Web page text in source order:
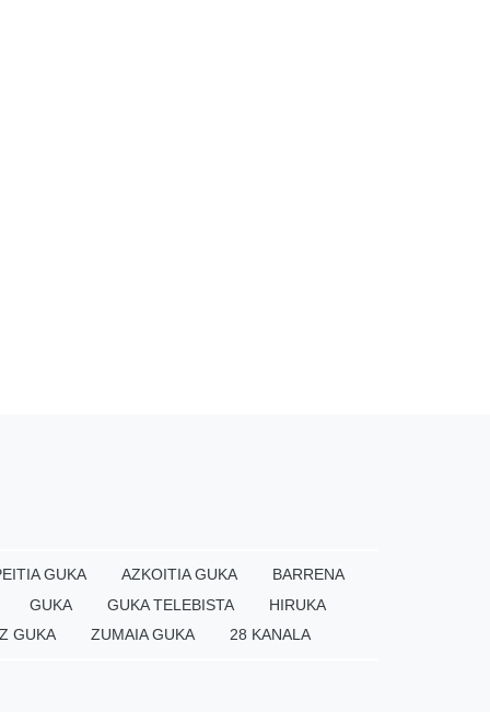
GUKA AZKOITIA GUKA
BARRENA
GUKA
GUKA TELEBISTA
HIRUKA
GUKA
ZUMAIA GUKA 28 KANALA